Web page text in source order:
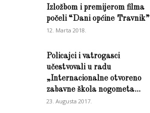
Izložbom i premijerom filma
počeli “Dani općine Travnik”
12. Marta 2018.
Policajci i vatrogasci
učestvovali u radu
„Internacionalne otvoreno
zabavne škola nogometa...
23. Augusta 2017.